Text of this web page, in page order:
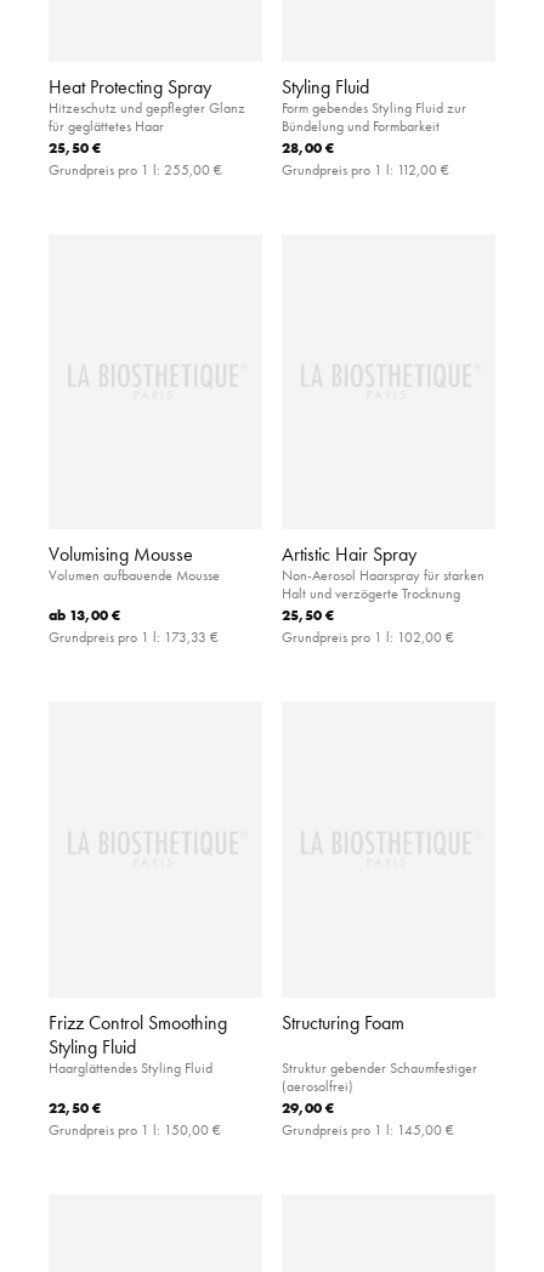
Heat Protecting Spray
Hitzeschutz und gepflegter Glanz
für geglättetes Haar
25,50 €
Grundpreis pro 1 l: 255,00 €
Styling Fluid
Form gebendes Styling Fluid zur
Bündelung und Formbarkeit
28,00 €
Grundpreis pro 1 l: 112,00 €
Volumising Mousse
Volumen aufbauende Mousse
ab 13,00 €
Grundpreis pro 1 l: 173,33 €
Artistic Hair Spray
Non-Aerosol Haarspray für starken
Halt und verzögerte Trocknung
25,50 €
Grundpreis pro 1 l: 102,00 €
Frizz Control Smoothing
Styling Fluid
Haarglättendes Styling Fluid
22,50 €
Grundpreis pro 1 l: 150,00 €
Structuring Foam
Struktur gebender Schaumfestiger
(aerosolfrei)
29,00 €
Grundpreis pro 1 l: 145,00 €